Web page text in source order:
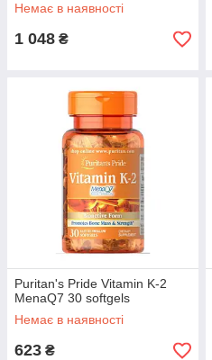
Немає в наявності
1 048 ₴
Puritan's Pride Vitamin K-2
MenaQ7 30 softgels
Немає в наявності
623 ₴